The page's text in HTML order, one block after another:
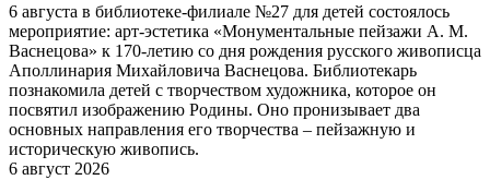
6 августа в библиотеке-филиале №27 для детей состоялось
мероприятие: арт-эстетика «Монументальные пейзажи А. М.
Васнецова» к 170-летию со дня рождения русского живописца
Аполлинария Михайловича Васнецова. Библиотекарь
познакомила детей с творчеством художника, которое он
посвятил изображению Родины. Оно пронизывает два
основных направления его творчества – пейзажную и
историческую живопись.
6 август 2026